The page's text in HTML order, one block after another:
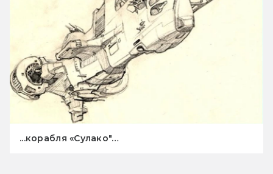
...корабля «Сулако"…